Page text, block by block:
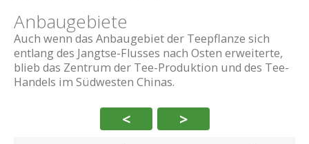
Anbaugebiete
Auch wenn das Anbaugebiet der Teepflanze sich
entlang des Jangtse-Flusses nach Osten erweiterte,
blieb das Zentrum der Tee-Produktion und des Tee-
Handels im Südwesten Chinas.
< >